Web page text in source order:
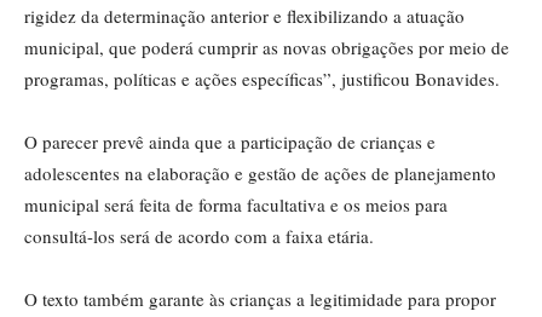
rigidez da determinação anterior e flexibilizando a atuação
municipal, que poderá cumprir as novas obrigações por meio de
programas, políticas e ações específicas”, justificou Bonavides.
O parecer prevê ainda que a participação de crianças e
adolescentes na elaboração e gestão de ações de planejamento
municipal será feita de forma facultativa e os meios para
consultá-los será de acordo com a faixa etária.
O texto também garante às crianças a legitimidade para propor